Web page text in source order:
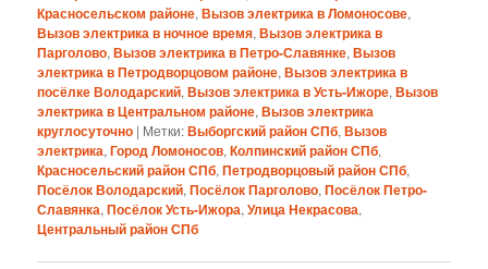
Красносельском районе,Вызов электрика в Ломоносове,
Вызов электрика в ночное время,Вызов электрика в
Парголово,Вызов электрика в Петро-Славянке,Вызов
электрика в Петродворцовом районе,Вызов электрика в
посёлке Володарский,Вызов электрика в Усть-Ижоре,Вызов
электрика в Центральном районе,Вызов электрика
круглосуточно | Метки:Выборгский район СПб,Вызов
электрика,Город Ломоносов,Колпинский район СПб,
Красносельский район СПб,Петродворцовый район СПб,
Посёлок Володарский,Посёлок Парголово,Посёлок Петро-
Славянка,Посёлок Усть-Ижора,Улица Некрасова,
Центральный район СПб